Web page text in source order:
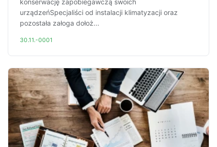
konserwację zapobiegawczą swoich
urządzeńSpecjaliści od instalacji klimatyzacji oraz
pozostała załoga dołoż...
30.11.-0001